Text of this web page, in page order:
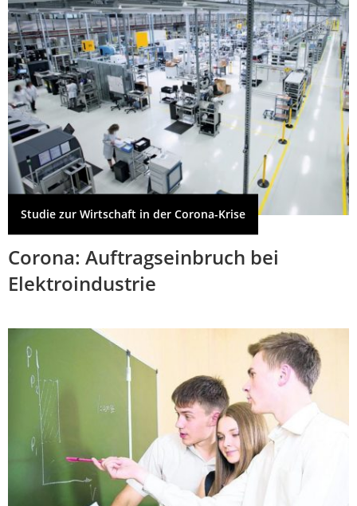
Studie zur Wirtschaft in der Corona-Krise
Corona: Auftragseinbruch bei
Elektroindustrie